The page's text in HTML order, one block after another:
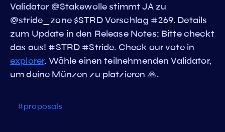
Validator @Stakewolle stimmt JA zu
@stride_zone $STRD Vorschlag #269. Details
zum Update in den Release Notes: Bitte checkt
das aus! #STRD #Stride. Check our vote in
explorer. Wähle einen teilnehmenden Validator,
um deine Münzen zu platzieren 🙏.
#proposals